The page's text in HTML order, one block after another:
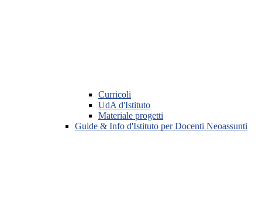
Curricoli
UdA d'Istituto
Materiale progetti
Guide & Info d'Istituto per Docenti Neoassunti